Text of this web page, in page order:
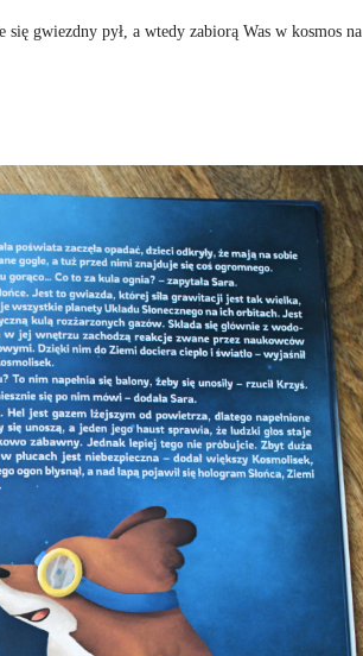
gwiezdny pył, a wtedy zabiorą Was w kosmos na